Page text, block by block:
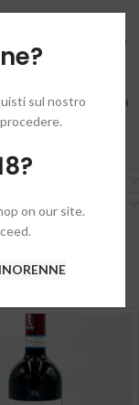
sul nostro
on our site.
Al naso emergono
da
è equilibrato e
freschezza e una